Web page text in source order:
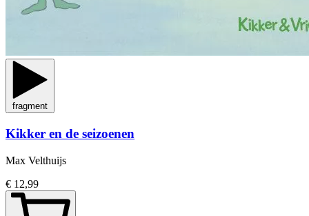
fragment
Kikker en de seizoenen
Max Velthuijs
€ 12,99